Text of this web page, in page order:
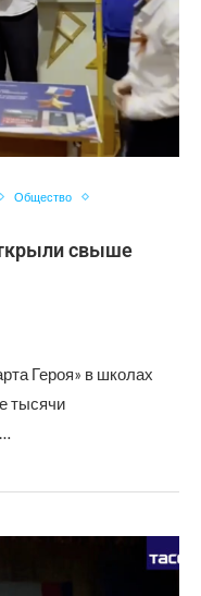
Общество
свыше
Героя» в школах
тысячи